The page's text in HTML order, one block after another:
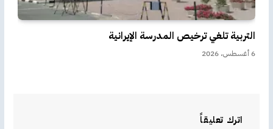
التربية تلغي ترخيص المدرسة الإيرانية
6 أغسطس، 2026
اترك تعليقاً